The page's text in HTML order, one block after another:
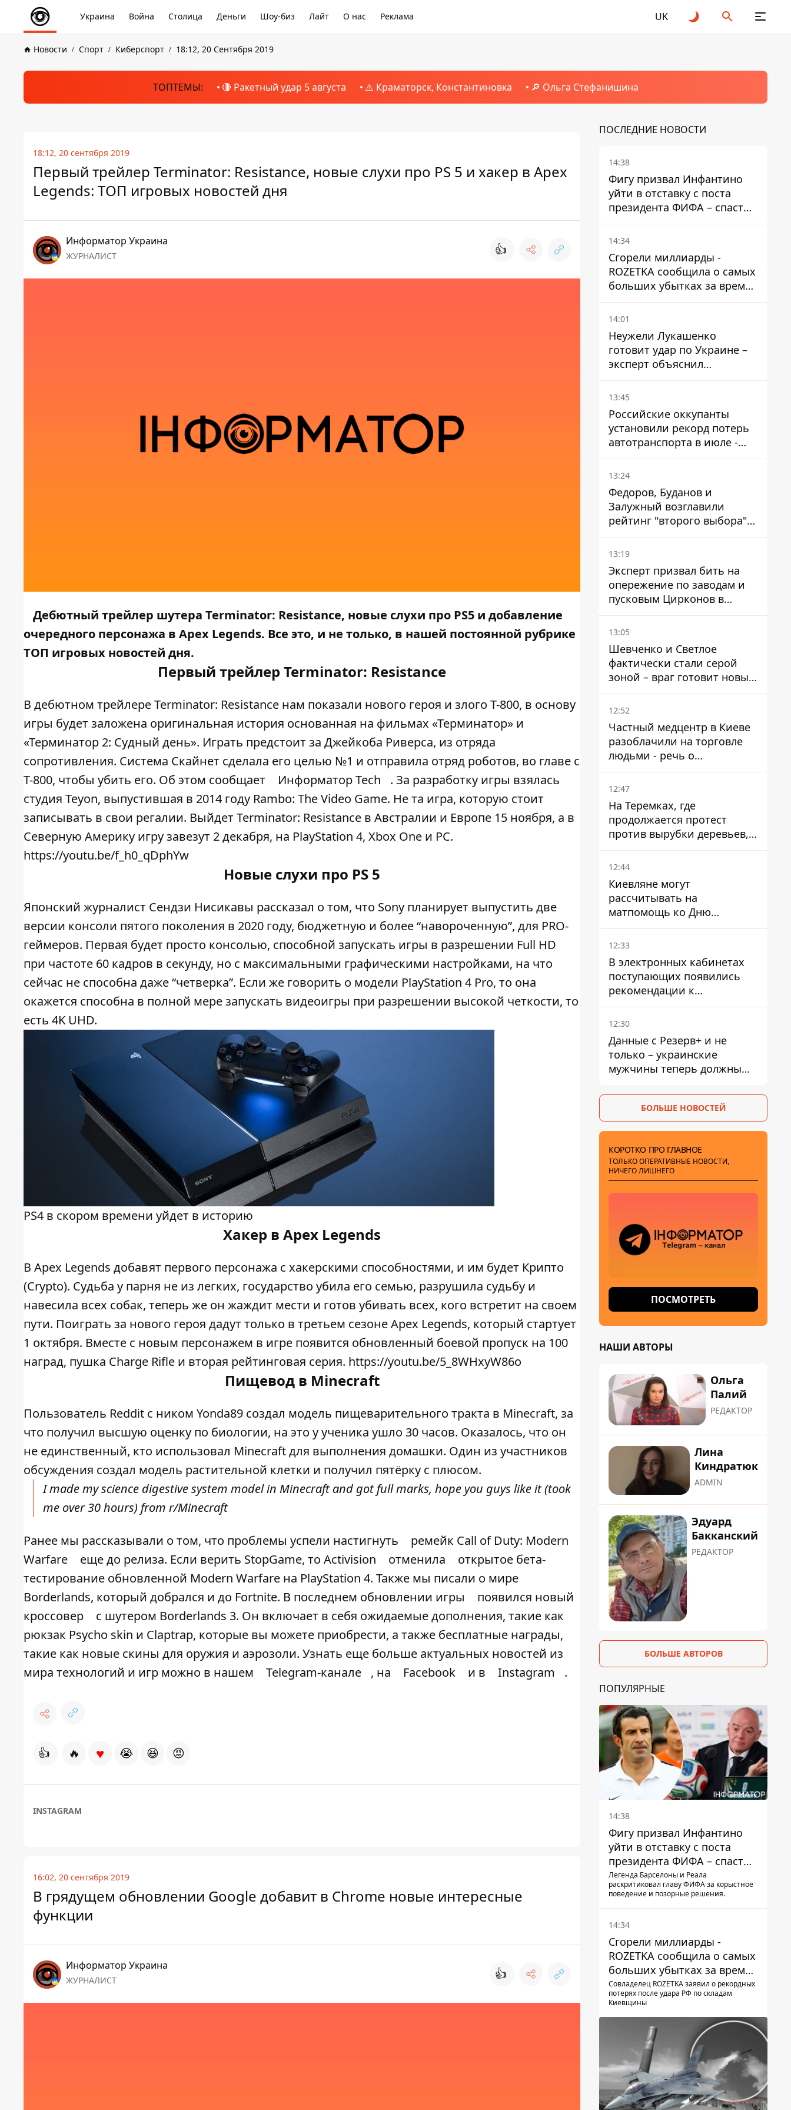
Украина Война Столица Деньги Шоу-биз Лайт О нас Реклама UK
Новости Спорт Киберспорт 18:12, 20 Сентября 2019
ТОПТЕМЫ: 🔴 Ракетный удар 5 августа ⚠️ Краматорск, Константиновка 🔎 Ольга Стефанишина
18:12, 20 сентября 2019
Первый трейлер Terminator: Resistance, новые слухи про PS 5 и хакер в Apex
Legends: ТОП игровых новостей дня
Информатор Украина
ЖУРНАЛИСТ 👍
Дебютный трейлер шутера Terminator: Resistance, новые слухи про PS5 и добавление
очередного персонажа в Apex Legends. Все это, и не только, в нашей постоянной рубрике
ТОП игровых новостей дня.
Первый трейлер Terminator: Resistance
В дебютном трейлере Terminator: Resistance нам показали нового героя и злого T-800, в основу
игры будет заложена оригинальная история основанная на фильмах «Терминатор» и
«Терминатор 2: Судный день». Играть предстоит за Джейкоба Риверса, из отряда
сопротивления. Система Скайнет сделала его целью №1 и отправила отряд роботов, во главе с
T-800, чтобы убить его. Об этом сообщает
Информатор Tech
. За разработку игры взялась
студия Teyon, выпустившая в 2014 году Rambo: The Video Game. Не та игра, которую стоит
записывать в свои регалии. Выйдет Terminator: Resistance в Австралии и Европе 15 ноября, а в
Северную Америку игру завезут 2 декабря, на PlayStation 4, Xbox One и PC.
https://youtu.be/f_h0_qDphYw
Новые слухи про PS 5
Японский журналист Сендзи Нисикавы рассказал о том, что Sony планирует выпустить две
версии консоли пятого поколения в 2020 году, бюджетную и более “навороченную”, для PRO-
геймеров. Первая будет просто консолью, способной запускать игры в разрешении Full HD
при частоте 60 кадров в секунду, но с максимальными графическими настройками, на что
сейчас не способна даже “четверка”. Если же говорить о модели PlayStation 4 Pro, то она
окажется способна в полной мере запускать видеоигры при разрешении высокой четкости, то
есть 4K UHD.
PS4 в скором времени уйдет в историю
Хакер в Apex Legends
В Apex Legends добавят первого персонажа с хакерскими способностями, и им будет Крипто
(Crypto). Судьба у парня не из легких, государство убила его семью, разрушила судьбу и
навесила всех собак, теперь же он жаждит мести и готов убивать всех, кого встретит на своем
пути. Поиграть за нового героя дадут только в третьем сезоне Apex Legends, который стартует
1 октября. Вместе с новым персонажем в игре появится обновленный боевой пропуск на 100
наград, пушка Charge Rifle и вторая рейтинговая серия. https://youtu.be/5_8WHxyW86o
Пищевод в Minecraft
Пользователь Reddit с ником Yonda89 создал модель пищеварительного тракта в Minecraft, за
что получил высшую оценку по биологии, на это у ученика ушло 30 часов. Оказалось, что он
не единственный, кто использовал Minecraft для выполнения домашки. Один из участников
обсуждения создал модель растительной клетки и получил пятёрку с плюсом.
I made my science digestive system model in Minecraft and got full marks, hope you guys like it (took
me over 30 hours) from r/Minecraft
Ранее мы рассказывали о том, что проблемы успели настигнуть
ремейк Call of Duty: Modern
Warfare
еще до релиза. Если верить StopGame, то Activision отменила
открытое бета-
тестирование обновленной Modern Warfare на PlayStation 4. Также мы писали о мире
Borderlands, который добрался и до Fortnite. В последнем обновлении игры
появился новый
кроссовер
с шутером Borderlands 3. Он включает в себя ожидаемые дополнения, такие как
рюкзак Psycho skin и Claptrap, которые вы можете приобрести, а также бесплатные награды,
такие как новые скины для оружия и аэрозоли. Узнать еще больше актуальных новостей из
мира технологий и игр можно в нашем
Telegram-канале , на Facebook и в Instagram .
👍 🔥 ♥ 😭 😆 😡
INSTAGRAM
16:02, 20 сентября 2019
В грядущем обновлении Google добавит в Chrome новые интересные
функции
Информатор Украина
ЖУРНАЛИСТ 👍
ПОСЛЕДНИЕ НОВОСТИ
14:38
Фигу призвал Инфантино
уйти в отставку с поста
президента ФИФА – спасти
футбол еще не поздно
14:34
Сгорели миллиарды -
ROZETKA сообщила о самых
больших убытках за время
существования компании
14:01
Неужели Лукашенко
готовит удар по Украине –
эксперт объяснил
настоящее назначение
новой гомельской бригады
13:45
Российские оккупанты
установили рекорд потерь
автотранспорта в июле -
почти 14 тысяч единиц
13:24
Федоров, Буданов и
Залужный возглавили
рейтинг "второго выбора"
украинцев - опрос показал
альтернативные симпатии
13:19
Эксперт призвал бить на
опережение по заводам и
пусковым Цирконов в
России
13:05
Шевченко и Светлое
фактически стали серой
зоной – враг готовит новые
атаки на Добропольском
направлении
12:52
Частный медцентр в Киеве
разоблачили на торговле
людьми - речь о
суррогатном материнстве
12:47
На Теремках, где
продолжается протест
против вырубки деревьев,
произошла стычка со
спецназом полиции
12:44
Киевляне могут
рассчитывать на
матпомощь ко Дню
независимости - кому ее
дадут
12:33
В электронных кабинетах
поступающих появились
рекомендации к
зачислению на бакалавриат
и в магистратуру – что
12:30
Данные с Резерв+ и не
только – украинские
мужчины теперь должны
службе, чтобы получить
временную защиту ЕС
БОЛЬШЕ НОВОСТЕЙ
КОРОТКО ПРО ГЛАВНОЕ
ТОЛЬКО ОПЕРАТИВНЫЕ НОВОСТИ,
НИЧЕГО ЛИШНЕГО
ПОСМОТРЕТЬ
НАШИ АВТОРЫ
Ольга
Палий
РЕДАКТОР
Лина
Киндратюк
ADMIN
Эдуард
Бакканский
РЕДАКТОР
БОЛЬШЕ АВТОРОВ
ПОПУЛЯРНЫЕ
14:38
Фигу призвал Инфантино
уйти в отставку с поста
президента ФИФА – спасти
футбол еще не поздно
Легенда Барселоны и Реала
раскритиковал главу ФИФА за корыстное
поведение и позорные решения.
14:34
Сгорели миллиарды -
ROZETKA сообщила о самых
больших убытках за время
существования компании
Совладелец ROZETKA заявил о рекордных
потерях после удара РФ по складам
Киевщины